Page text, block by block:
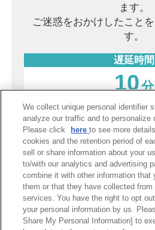
ます。
ご迷惑をおかけしたこと
す。
遅延時間
10分
阪
PDF表示
We collect unique personal identifier
analyze our traffic and to personalize
Please click
hereto see more
cookies and the retention period of
sell or share information about your
to/with our analytics and advertising
combine it with other information that
them or that they have collected
services. You have the right to opt
your personal information by us.
Share My Personal Information] to